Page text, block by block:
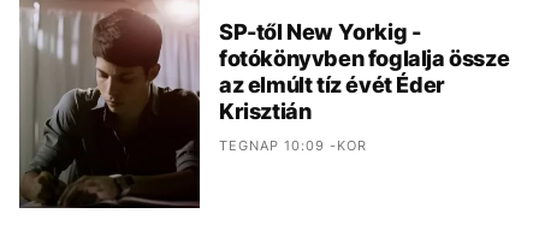
SP-től New Yorkig -
fotókönyvben foglalja össze
az elmúlt tíz évét Éder
Krisztián
TEGNAP 10:09 -KOR